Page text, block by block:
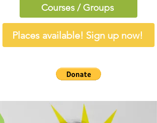
Courses / Groups
Places available! Sign up now!